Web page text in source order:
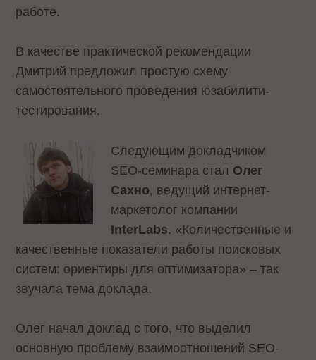
работе.
В качестве практической рекомендации
Дмитрий предложил простую схему
самостоятельного проведения юзабилити-
тестирования.
Следующим докладчиком
SEO-семинара стал Олег
Сахно, ведущий интернет-
маркетолог компании
InterLabs. «Количественные и
качественные показатели работы поисковых
систем: ориентиры для оптимизатора» – так
звучала тема доклада.
Олег начал доклад с того, что выделил
основную проблему взаимоотношений SEO-